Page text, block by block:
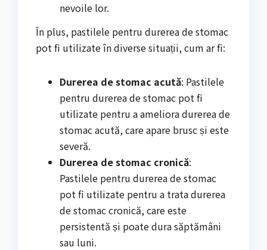
nevoile lor.
În plus, pastilele pentru durerea de stomac
pot fi utilizate în diverse situații, cum ar fi:
Durerea de stomac acută: Pastilele
pentru durerea de stomac pot fi
utilizate pentru a ameliora durerea de
stomac acută, care apare brusc și este
severă.
Durerea de stomac cronică:
Pastilele pentru durerea de stomac
pot fi utilizate pentru a trata durerea
de stomac cronică, care este
persistentă și poate dura săptămâni
sau luni.